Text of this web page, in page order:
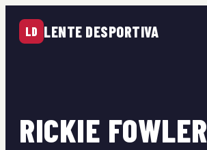
LD LENTE DESPORTIVA
RICKIE FOWLER